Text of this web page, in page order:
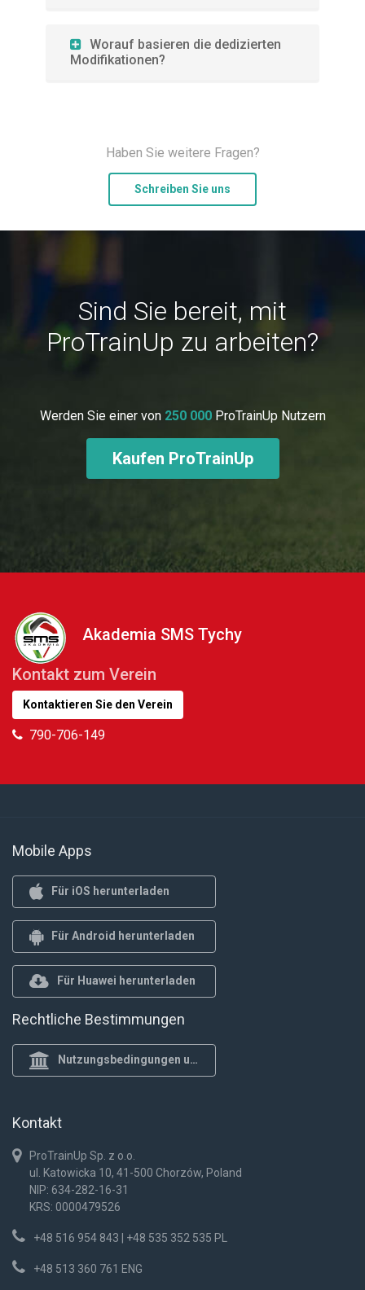
Worauf basieren die dedizierten
Modifikationen?
Haben Sie weitere Fragen?
Schreiben Sie uns
Sind Sie bereit, mit
ProTrainUp zu arbeiten?
Werden Sie einer von 250 000ProTrainUp Nutzern
Kaufen ProTrainUp
Akademia SMS Tychy
Kontakt zum Verein
Kontaktieren Sie den Verein
790-706-149
Mobile Apps
Für iOS herunterladen
Für Android herunterladen
Für Huawei herunterladen
Rechtliche Bestimmungen
Nutzungsbedingungen und Datenschutzrichtlinie
Kontakt
ProTrainUp Sp. z o.o.
ul. Katowicka 10, 41-500 Chorzów, Poland
NIP: 634-282-16-31
KRS: 0000479526
+48 516 954 843 | +48 535 352 535 PL
+48 513 360 761 ENG